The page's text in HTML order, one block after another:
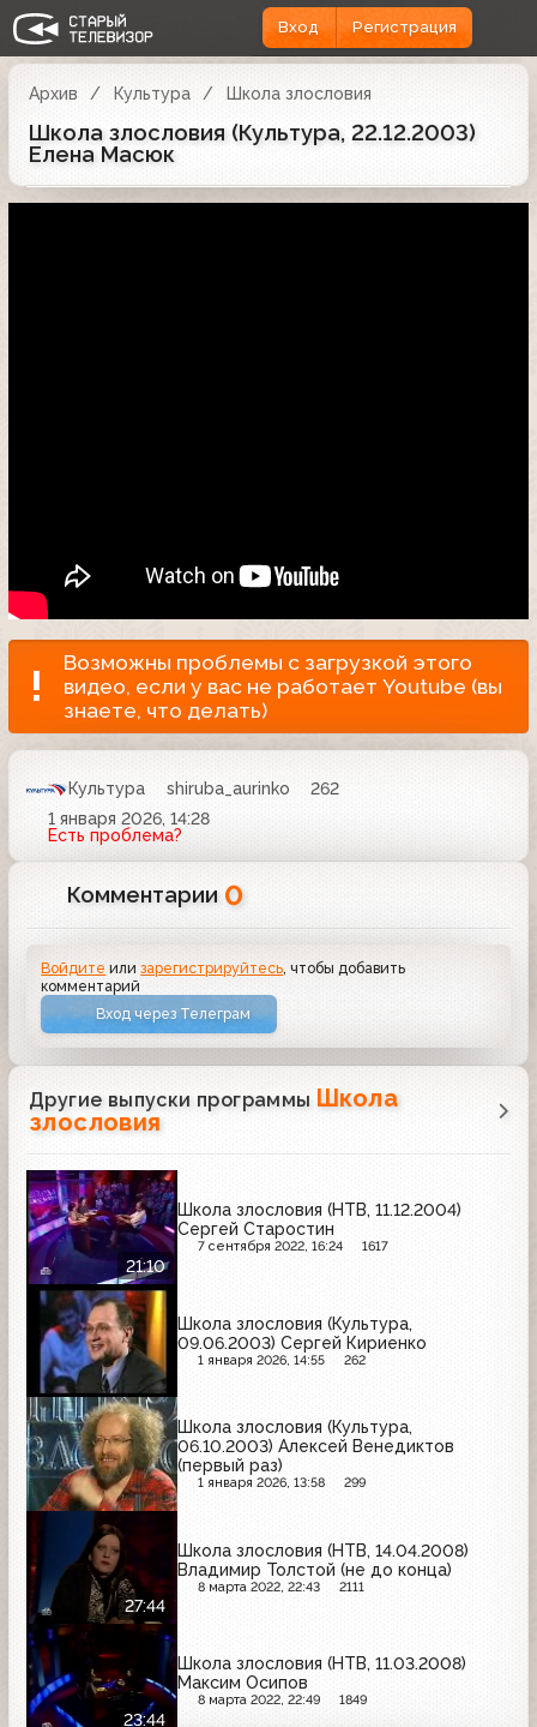
Вход Регистрация
Архив Культура Школа злословия
Школа злословия (Культура, 22.12.2003)
Елена Масюк
Возможны проблемы с загрузкой этого
видео, если у вас не работает Youtube (вы
знаете, что делать)
Культура shiruba_aurinko
262
1 января 2026, 14:28
Есть проблема?
Комментарии 0
Войдите илизарегистрируйтесь , чтобы добавить
комментарий
Вход через Телеграм
Другие выпуски программы Школа
злословия
21:10
Школа злословия (НТВ, 11.12.2004)
Сергей Старостин
7 сентября 2022, 16:24 1617
Школа злословия (Культура,
09.06.2003) Сергей Кириенко
1 января 2026, 14:55 262
Школа злословия (Культура,
06.10.2003) Алексей Венедиктов
(первый раз)
1 января 2026, 13:58 299
27:44
Школа злословия (НТВ, 14.04.2008)
Владимир Толстой (не до конца)
8 марта 2022, 22:43 2111
23:44
Школа злословия (НТВ, 11.03.2008)
Максим Осипов
8 марта 2022, 22:49 1849